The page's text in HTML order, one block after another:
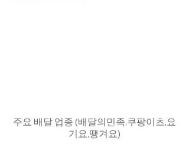
주요 배달 업종 (배달의민족,쿠팡이츠,요
기요,땡겨요)